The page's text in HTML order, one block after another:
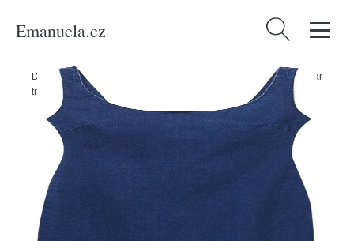
Emanuela.cz Vyhledávání
Domů /Produkty
Šaty Pull&Bear
tmavě modrá